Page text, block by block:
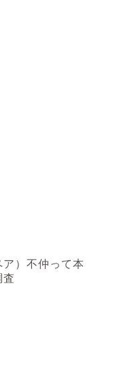
）不仲って本
査